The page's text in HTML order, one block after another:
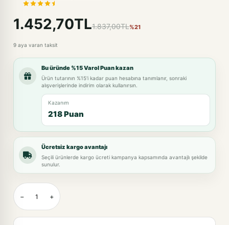
1.452,70TL1.837,00TL%21
9 aya varan taksit
Bu üründe %15 Varol Puan kazan
Ürün tutarının %15'i kadar puan hesabına tanımlanır, sonraki
alışverişlerinde indirim olarak kullanırsın.
Kazanım
218 Puan
Ücretsiz kargo avantajı
Seçili ürünlerde kargo ücreti kampanya kapsamında avantajlı şekilde
sunulur.
− +